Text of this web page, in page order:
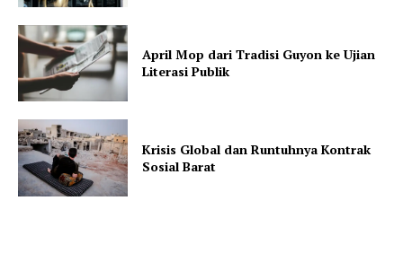
April Mop dari Tradisi Guyon ke Ujian
Literasi Publik
Krisis Global dan Runtuhnya Kontrak
Sosial Barat